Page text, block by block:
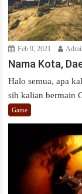
Feb 9, 2021
Nama Kota,
Halo semua, apa
sih kalian bermain
Game